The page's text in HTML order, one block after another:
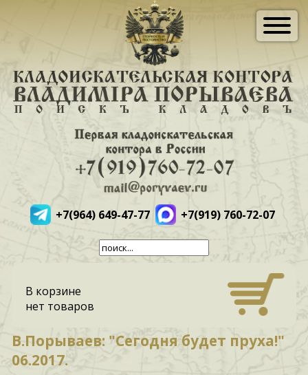
+7(964) 649-47-77 +7(919) 760-72-07
В корзине
нет товаров
В.Порываев: "Сегодня будет пруха!"
06.2017.